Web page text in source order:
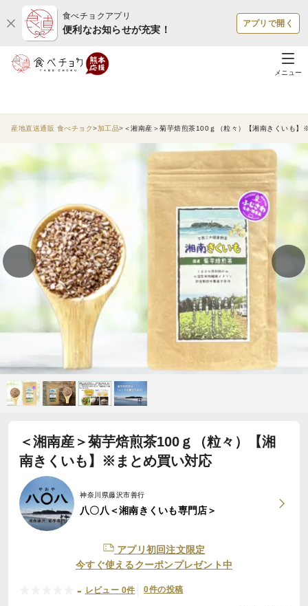
食べチョクアプリ
便利なお知らせが充実！
アプリで開く
メニュー
産地直送通販 食べチョク 加工品 ＜湘南産＞菊芋焙煎茶100ｇ（粒々）【湘南きくいも】
＜湘南産＞菊芋焙煎茶100ｇ（粒々）【湘
南きくいも】※まとめ買い対応
神奈川県藤沢市善行
八〇八＜湘南きくいも専門店＞
アプリ初回注文限定
今すぐ使えるクーポンプレゼント中
- レビュー 0件 0件の投稿